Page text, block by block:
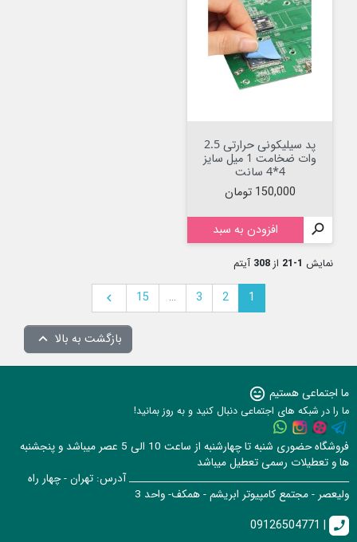
پد سیلیکونی حرارتی 2.5
وات ضخامت 1 میل سایز
4*4 سانت
قیمت
150,000 تومان
 افزودن به سبد
نمایش 1-21 از 308 آیتم
1
2
3
…
15 بعدی

بازگشت به بالا 
ما اجتماعی هستیم sentiment_very_satisfied
ما را در شبکه های اجتماعی دنبال کنید و به روز بمانید!
فروشگاه حضوری شنبه تا چهارشنبه از ساعت 10 الی 5 عصر میباشد و پنجشنبه
ها و تعطیلات رسمی تعطیل میباشد
______________________________________________ آدرس: تهران - چهار راه
ولیعصر - مجتمع کامپیوتر ابریشم - همکف- واحد 3
call
09126504771 |